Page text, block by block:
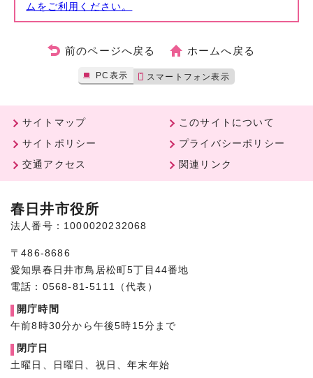
ムをご利用ください。
前のページへ戻る ホームへ戻る
PC表示 スマートフォン表示
サイトマップ
このサイトについて
サイトポリシー
プライバシーポリシー
交通アクセス
関連リンク
春日井市役所
法人番号：1000020232068
〒486-8686
愛知県春日井市鳥居松町5丁目44番地
電話：0568-81-5111（代表）
開庁時間
午前8時30分から午後5時15分まで
閉庁日
土曜日、日曜日、祝日、年末年始